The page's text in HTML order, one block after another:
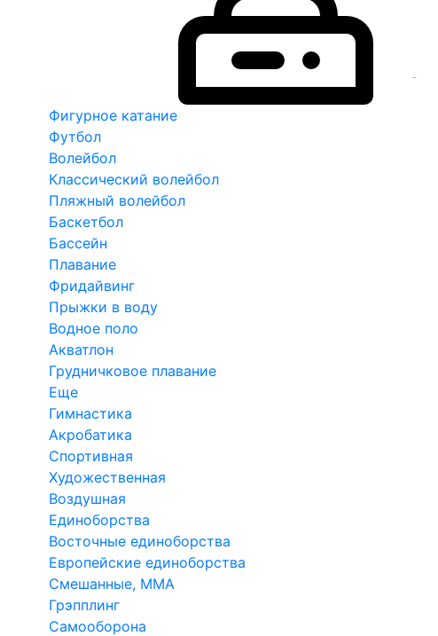
Фигурное катание
Футбол
Волейбол
Классический волейбол
Пляжный волейбол
Баскетбол
Бассейн
Плавание
Фридайвинг
Прыжки в воду
Водное поло
Акватлон
Грудничковое плавание
Еще
Гимнастика
Акробатика
Спортивная
Художественная
Воздушная
Единоборства
Восточные единоборства
Европейские единоборства
Смешанные, ММА
Грэпплинг
Самооборона